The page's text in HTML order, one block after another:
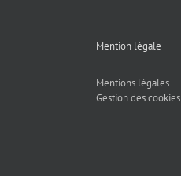
Mention légale
Mentions légales
Gestion des cookies